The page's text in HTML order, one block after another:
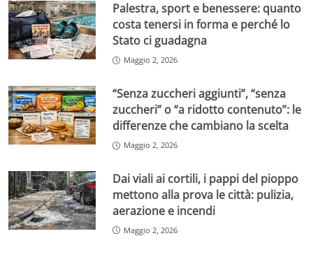
Palestra, sport e benessere: quanto
costa tenersi in forma e perché lo
Stato ci guadagna
Maggio 2, 2026
“Senza zuccheri aggiunti”, “senza
zuccheri” o “a ridotto contenuto”: le
differenze che cambiano la scelta
Maggio 2, 2026
Dai viali ai cortili, i pappi del pioppo
mettono alla prova le città: pulizia,
aerazione e incendi
Maggio 2, 2026